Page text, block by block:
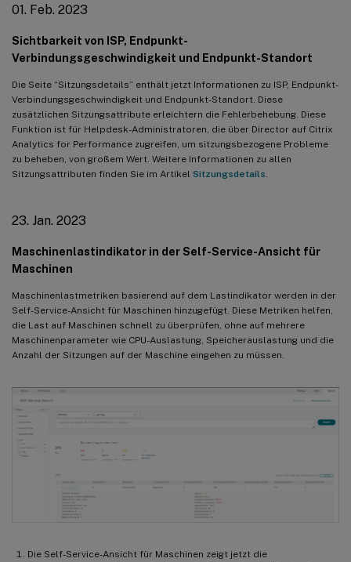
01. Feb. 2023
Sichtbarkeit von ISP, Endpunkt-
Verbindungsgeschwindigkeit und Endpunkt-Standort
Die Seite “Sitzungsdetails” enthält jetzt Informationen zu ISP, Endpunkt-
Verbindungsgeschwindigkeit und Endpunkt-Standort. Diese
zusätzlichen Sitzungsattribute erleichtern die Fehlerbehebung. Diese
Funktion ist für Helpdesk-Administratoren, die über Director auf Citrix
Analytics for Performance zugreifen, um sitzungsbezogene Probleme
zu beheben, von großem Wert. Weitere Informationen zu allen
Sitzungsattributen finden Sie im Artikel Sitzungsdetails
23. Jan. 2023
Maschinenlastindikator in der Self-Service-Ansicht für
Maschinen
Maschinenlastmetriken basierend auf dem Lastindikator werden in der
Self-Service-Ansicht für Maschinen hinzugefügt. Diese Metriken helfen,
die Last auf Maschinen schnell zu überprüfen, ohne auf mehrere
Maschinenparameter wie CPU-Auslastung, Speicherauslastung und die
Anzahl der Sitzungen auf der Maschine eingehen zu müssen.
Die Self-Service-Ansicht für Maschinen zeigt jetzt die